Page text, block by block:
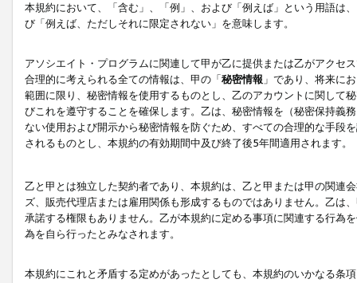
本規約において、「含む」、「例」、および「例えば」という用語は
び「例えば、ただしそれに限定されない」を意味します。
アソシエイト・プログラムに関連して甲が乙に提供または乙がアクセ
合理的に考えられる全ての情報は、甲の「秘密情報 」であり、将来に
範囲に限り、秘密情報を使用するものとし、乙のアカウントに関して
びこれを遵守することを確保します。乙は、秘密情報を（秘密保持義
ない使用および開示から秘密情報を防ぐため、すべての合理的な手段
されるものとし、本規約の有効期間中及び終了後5年間適用されます。
乙と甲とは独立した契約者であり、本規約は、乙と甲または甲の関連
ズ、販売代理店または雇用関係も形成するものではありません。乙は
承諾する権限もありません。乙が本規約に定める事項に関連する行為
為を自ら行ったとみなされます。
本規約にこれと矛盾する定めがあったとしても、本規約のいかなる条